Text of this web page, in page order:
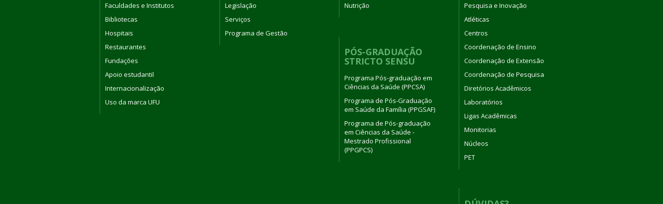
Faculdades e Institutos
Bibliotecas
Hospitais
Restaurantes
Fundações
Apoio estudantil
Internacionalização
Uso da marca UFU
Legislação
Serviços
Programa de Gestão
Nutrição
PÓS-GRADUAÇÃO
STRICTO SENSU
Programa Pós-graduação em
Ciências da Saúde (PPCSA)
Programa de Pós-Graduação
em Saúde da Família (PPGSAF)
Programa de Pós-graduação
em Ciências da Saúde -
Mestrado Profissional
(PPGPCS)
Pesquisa e Inovação
Atléticas
Centros
Coordenação de Ensino
Coordenação de Extensão
Coordenação de Pesquisa
Diretórios Acadêmicos
Laboratórios
Ligas Acadêmicas
Monitorias
Núcleos
PET